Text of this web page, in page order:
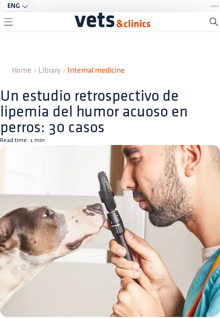
ENG
Home Library Internal medicine
Un estudio retrospectivo de
lipemia del humor acuoso en
perros: 30 casos
Read time: 1 min